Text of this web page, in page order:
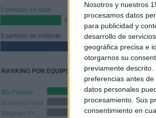
Nosotros y nuestros
procesamos datos
para publicidad y
desarrollo de servicios.
geográfica precisa e
otorgarnos su
previamente
preferencias antes
datos personales
procesamiento. Sus
consentimiento en
2 partidos en local
40%
3 partidos de visitante
60%
RANKING POR EQUIPOS
BG Pathum United
1 (20%)
Buriram United
1 (20%)
Selangor FA
1 (20%)